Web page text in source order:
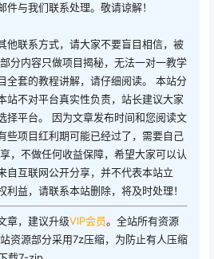
与我们联系处理。敬请谅解！
他联系方式，请大家不要盲目相信，被
分内容只做项目揭秘，无法一对一教学
全套的教程讲解，请仔细阅读。 本站分
站不对平台真实性负责，站长建议大家
择平台。 因为文章发布时间和您阅读文
些项目红利期可能已经过了，需要自己
，不做任何收益保障，希望大家可以认
自互联网公开分享，并不代表本站立
益，请联系本站删除，将及时处理！
章，建议升级VIP会员。全站所有资源
资源部分采用7z压缩，为防止有人压缩